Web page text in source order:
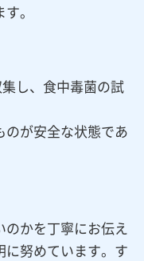
。
し、食中毒菌の試
が安全な状態であ
かを丁寧にお伝え
に努めています。す